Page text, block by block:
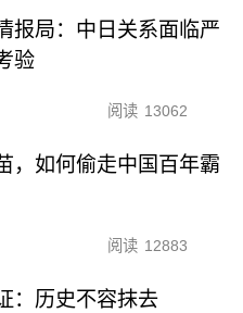
报局：中日关系面临严
验
阅读 13062
，如何偷走中国百年霸
阅读 12883
：历史不容抹去